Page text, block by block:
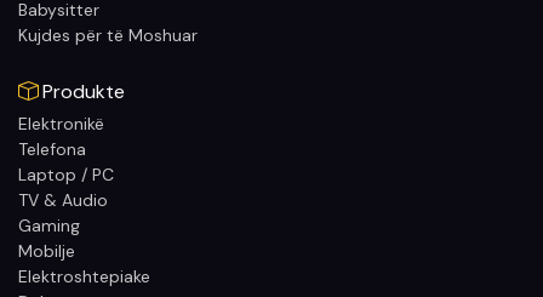
Babysitter
Kujdes për të Moshuar
Produkte
Elektronikë
Telefona
Laptop / PC
TV & Audio
Gaming
Mobilje
Elektroshtepiake